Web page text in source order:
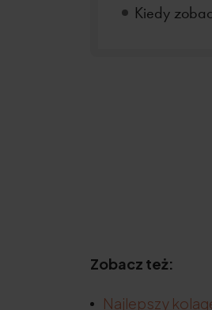
Kiedy
Zobacz też:
Najlepszy